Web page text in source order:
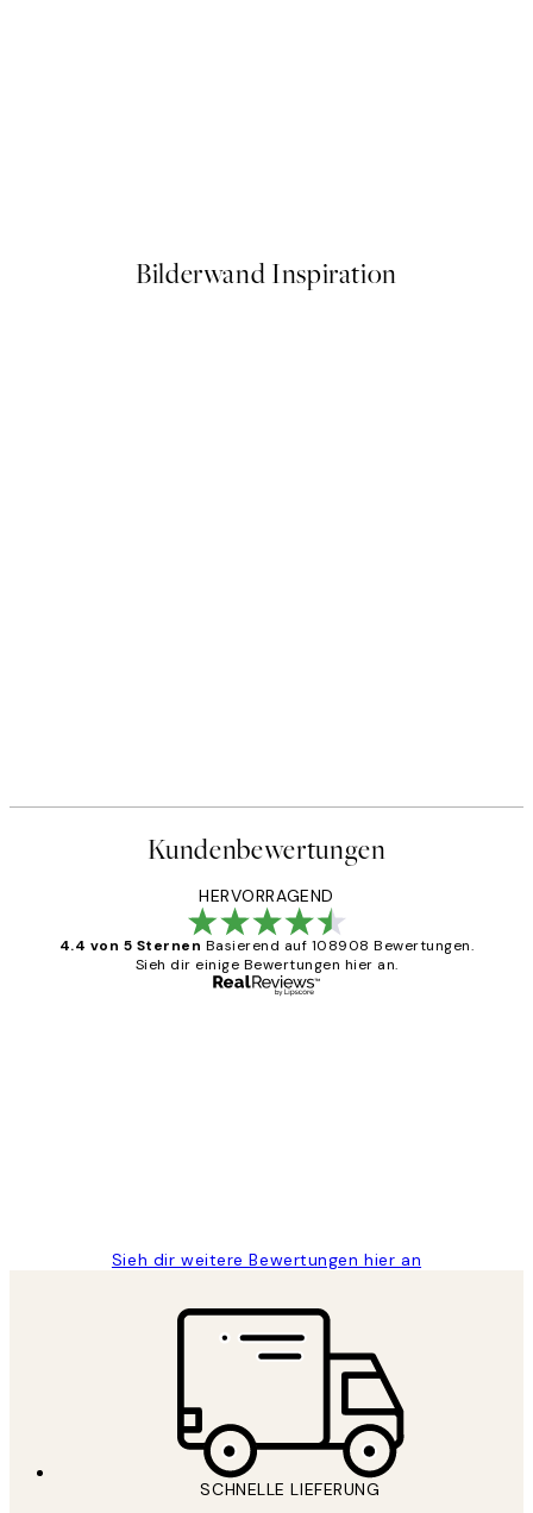
Bilderwand Inspiration
Kundenbewertungen
HERVORRAGEND
4.4 von 5 Sternen Basierend auf 108908 Bewertungen.
Sieh dir einige Bewertungen hier an.
Sieh dir weitere Bewertungen hier an
SCHNELLE LIEFERUNG